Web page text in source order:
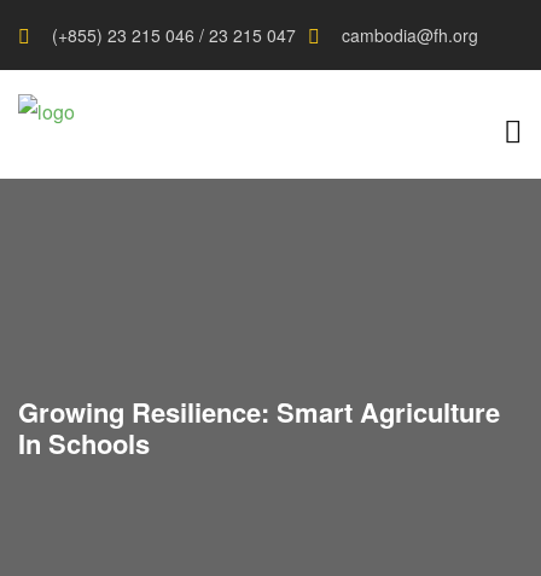
(+855) 23 215 046 / 23 215 047 cambodia@fh.org
Growing Resilience: Smart Agriculture
In Schools